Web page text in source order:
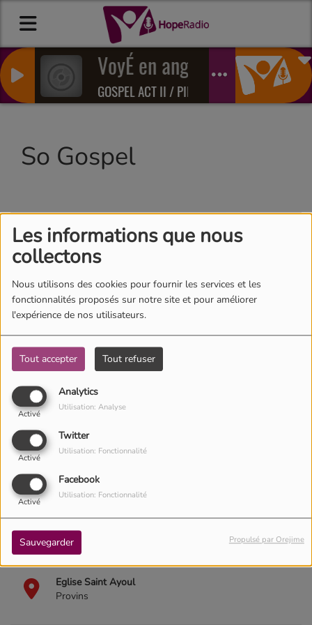
Les informations que nous
collectons
Nous utilisons des cookies pour fournir les services et les
fonctionnalités proposés sur notre site et pour améliorer
l'expérience de nos utilisateurs.
Tout accepter Tout refuser
Analytics
Activé
Utilisation: Analyse
Twitter
Activé
Utilisation: Fonctionnalité
Facebook
Activé
Utilisation: Fonctionnalité
Sauvegarder Propulsé par Orejime
VoyÉ en ange
GOSPEL ACT II / PIERO BATTERY
So Gospel
Le 18 octobre 2025
18:30 - 21:00
Eglise Saint Ayoul
Provins